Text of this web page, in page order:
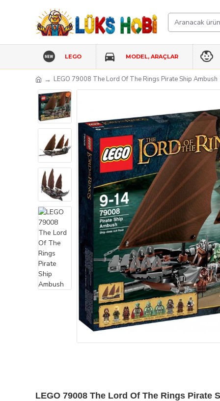
LEGO MODEL, ARAÇLAR
LEGO 79008 The Lord Of The Rings Pirate Ship Ambush
LEGO 79008 The Lord Of The Rings Pirate